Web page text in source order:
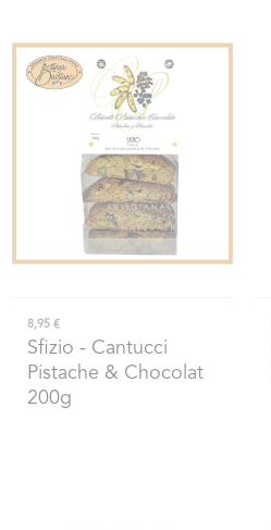
8,95 €
Sfizio - Cantucci
Pistache & Chocolat
200g